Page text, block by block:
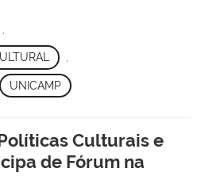
,
UNICAMP
Culturais e
de Fórum na